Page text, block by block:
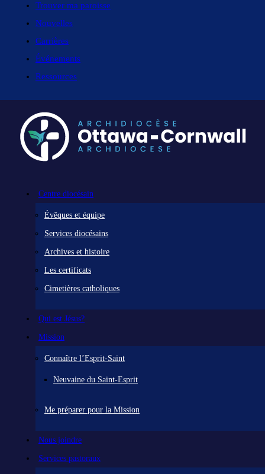
Trouver ma paroisse
Nouvelles
Carrières
Événements
Ressources
Centre diocésain
Évêques et équipe
Services diocésains
Archives et histoire
Les certificats
Cimetières catholiques
Qui est Jésus?
Mission
Connaître l’Esprit-Saint
Neuvaine du Saint-Esprit
Me préparer pour la Mission
Nous joindre
Services pastoraux